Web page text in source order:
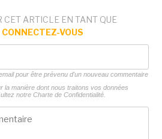
CET ARTICLE EN TANT QUE
CONNECTEZ-VOUS
pour être prévenu d'un nouveau commentaire
la manière dont nous traitons vos données
notre Charte de Confidentialité.